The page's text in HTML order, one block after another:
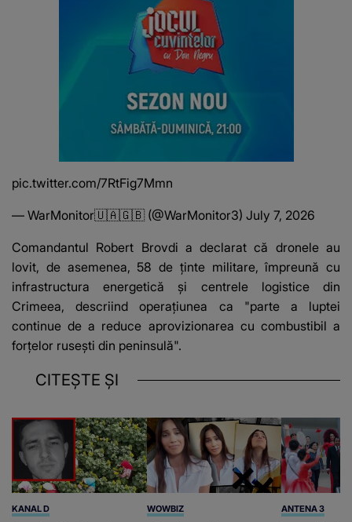
pic.twitter.com/7RtFig7Mmn
— WarMonitor🇺🇦🇬🇧 (@WarMonitor3) July 7, 2026
Comandantul Robert Brovdi a declarat că dronele au
lovit, de asemenea, 58 de ținte militare, împreună cu
infrastructura energetică și centrele logistice din
Crimeea, descriind operațiunea ca "parte a luptei
continue de a reduce aprovizionarea cu combustibil a
forțelor rusești din peninsulă".
CITEȘTE ȘI
KANAL D WOWBIZ ANTENA 3